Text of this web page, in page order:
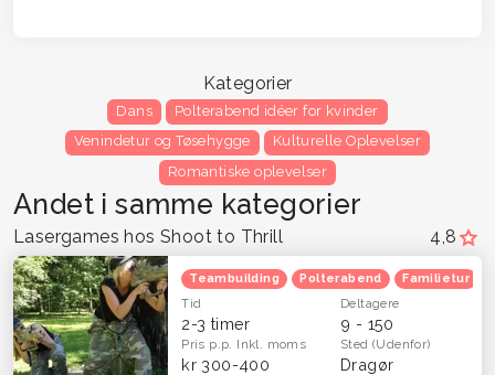
Kategorier
Dans
Polterabend idéer for kvinder
Venindetur og Tøsehygge
Kulturelle Oplevelser
Romantiske oplevelser
Andet i samme kategorier
4,8
Lasergames hos Shoot to Thrill
Teambuilding Polterabend Familietur
Tid
2-3 timer
Deltagere
9 - 150
Pris p.p. Inkl. moms
kr 300-400
Sted(Udenfor)
Dragør